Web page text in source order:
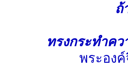
ถ้
ทรงกระทำค
พระอง